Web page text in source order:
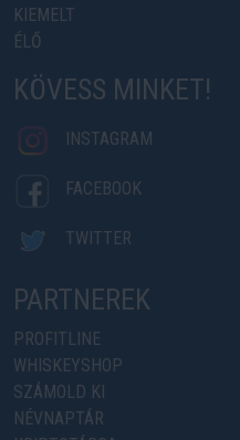
KIEMELT
ÉLŐ
KÖVESS MINKET!
INSTAGRAM
FACEBOOK
TWITTER
PARTNEREK
PROFITLINE
WHISKEYSHOP
SZÁMOLD KI
NÉVNAPTÁR